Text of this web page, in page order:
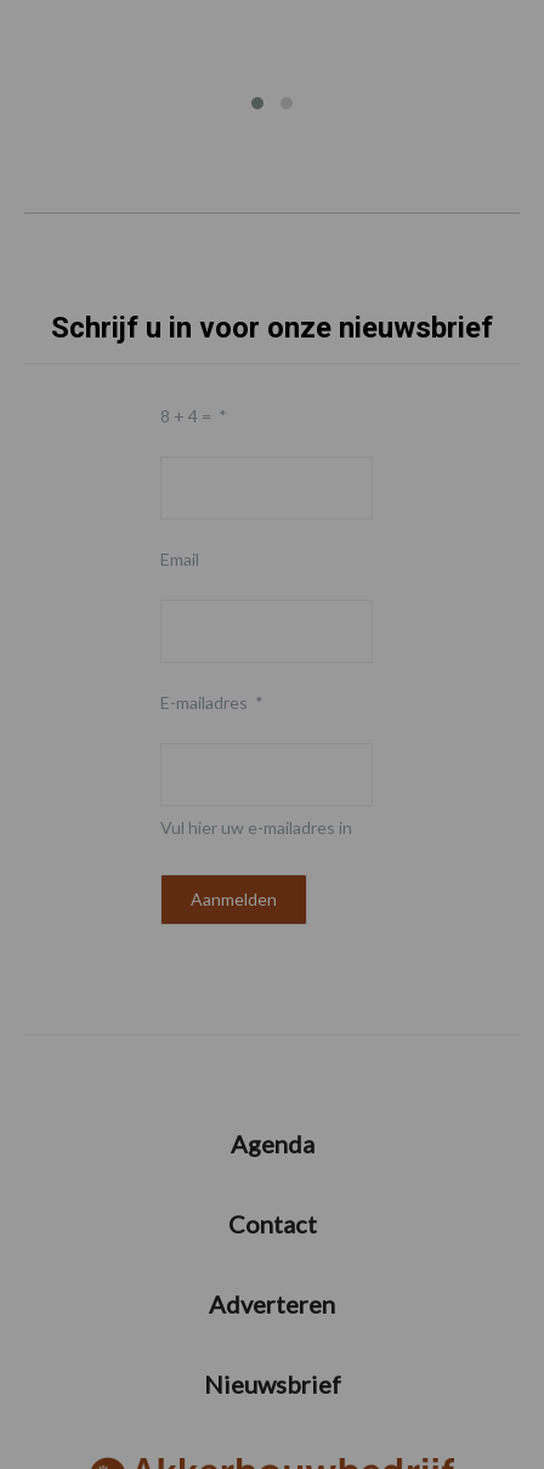
Schrijf u in voor onze nieuwsbrief
8 + 4 = *
Email
E-mailadres *
Vul hier uw e-mailadres in
Agenda
Contact
Adverteren
Nieuwsbrief